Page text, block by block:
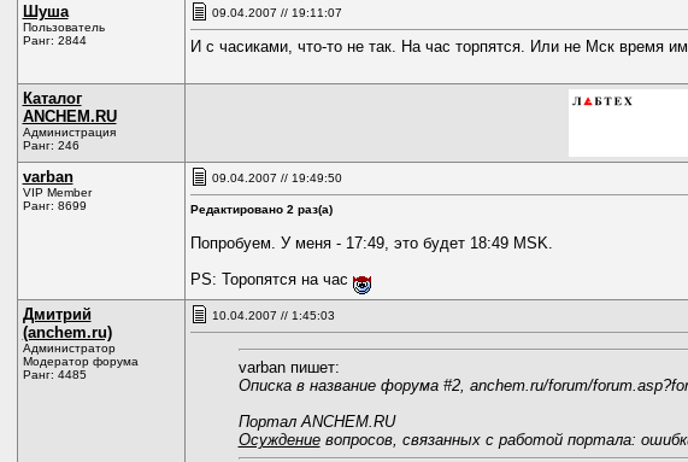
Шуша
Пользователь
Ранг: 2844
09.04.2007 // 19:11:07
И с часиками, что-то не так. На час торпятся. Или не Мск время
Каталог
ANCHEM.RU
Администрация
Ранг: 246
varban
VIP Member
Ранг: 8699
09.04.2007 // 19:49:50
Редактировано 2 раз(а)
Попробуем. У меня - 17:49, это будет 18:49 MSK.
PS: Торопятся на час
Дмитрий
(anchem.ru)
Администратор
Модератор форума
Ранг: 4485
10.04.2007 // 1:45:03
varban пишет:
Описка в название форума #2, anchem.ru/forum/
Портал ANCHEM.RU
Осуждениевопросов, связанных с работой портала: